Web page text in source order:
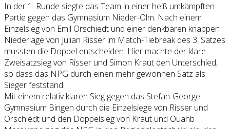
In der 1. Runde siegte das Team in einer heiß umkämpften
Partie gegen das Gymnasium Nieder-Olm. Nach einem
Einzelsieg von Emil Orschiedt und einer denkbaren knappen
Niederlage von Julian Risser im Match-Tiebreak des 3. Satzes
mussten die Doppel entscheiden. Hier machte der klare
Zweisatzsieg von Risser und Simon Kraut den Unterschied,
so dass das NPG durch einen mehr gewonnen Satz als
Sieger feststand.
Mit einem relativ klaren Sieg gegen das Stefan-George-
Gymnasium Bingen durch die Einzelsiege von Risser und
Orschiedt und den Doppelsieg von Kraut und Ouahb